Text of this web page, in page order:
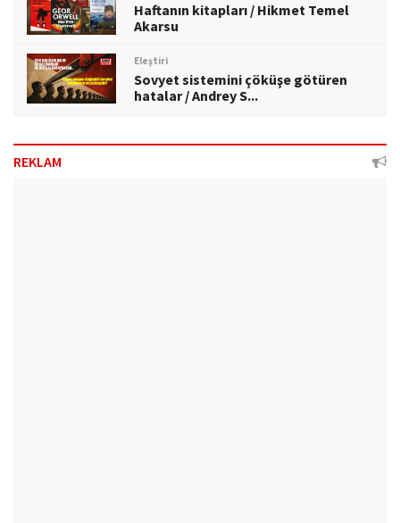
Haftanın kitapları / Hikmet Temel
Akarsu
Eleştiri
Sovyet sistemini çöküşe götüren
hatalar / Andrey S...
REKLAM